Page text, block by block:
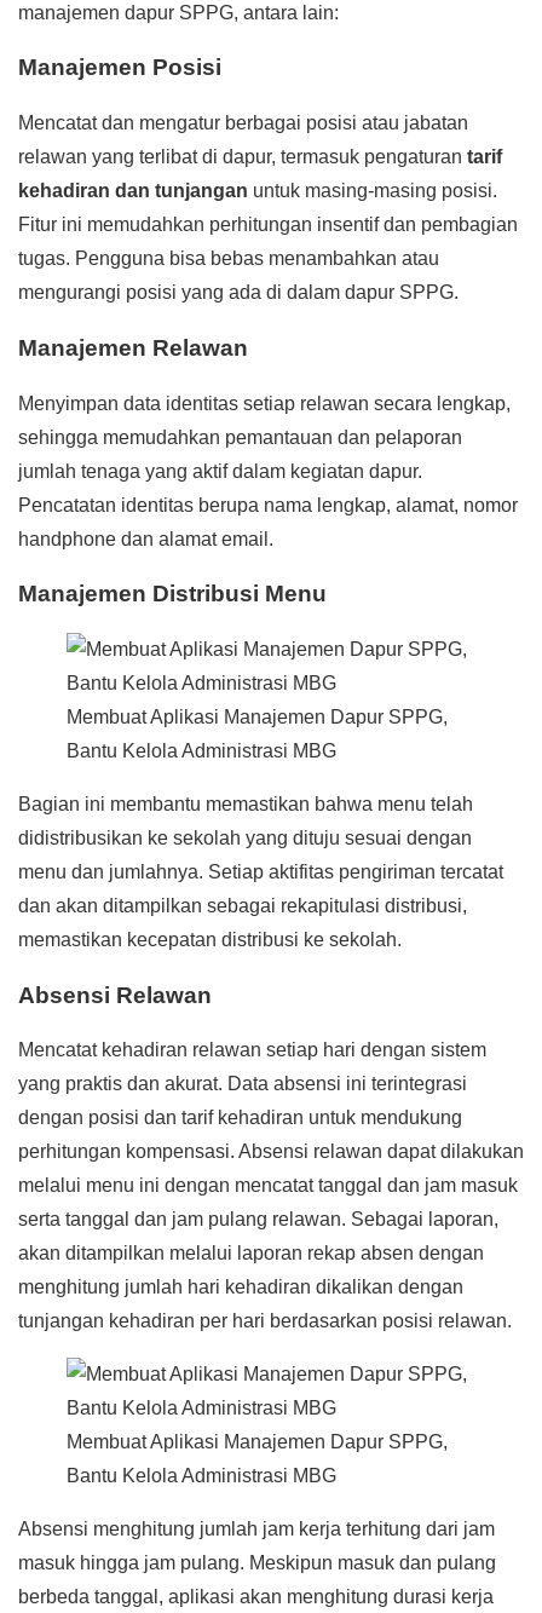
manajemen dapur SPPG, antara lain:
Manajemen Posisi
Mencatat dan mengatur berbagai posisi atau jabatan
relawan yang terlibat di dapur, termasuk pengaturan tarif
kehadiran dan tunjangan untuk masing-masing posisi.
Fitur ini memudahkan perhitungan insentif dan pembagian
tugas. Pengguna bisa bebas menambahkan atau
mengurangi posisi yang ada di dalam dapur SPPG.
Manajemen Relawan
Menyimpan data identitas setiap relawan secara lengkap,
sehingga memudahkan pemantauan dan pelaporan
jumlah tenaga yang aktif dalam kegiatan dapur.
Pencatatan identitas berupa nama lengkap, alamat, nomor
handphone dan alamat email.
Manajemen Distribusi Menu
Membuat Aplikasi Manajemen Dapur SPPG,
Bantu Kelola Administrasi MBG
Bagian ini membantu memastikan bahwa menu telah
didistribusikan ke sekolah yang dituju sesuai dengan
menu dan jumlahnya. Setiap aktifitas pengiriman tercatat
dan akan ditampilkan sebagai rekapitulasi distribusi,
memastikan kecepatan distribusi ke sekolah.
Absensi Relawan
Mencatat kehadiran relawan setiap hari dengan sistem
yang praktis dan akurat. Data absensi ini terintegrasi
dengan posisi dan tarif kehadiran untuk mendukung
perhitungan kompensasi. Absensi relawan dapat dilakukan
melalui menu ini dengan mencatat tanggal dan jam masuk
serta tanggal dan jam pulang relawan. Sebagai laporan,
akan ditampilkan melalui laporan rekap absen dengan
menghitung jumlah hari kehadiran dikalikan dengan
tunjangan kehadiran per hari berdasarkan posisi relawan.
Membuat Aplikasi Manajemen Dapur SPPG,
Bantu Kelola Administrasi MBG
Absensi menghitung jumlah jam kerja terhitung dari jam
masuk hingga jam pulang. Meskipun masuk dan pulang
berbeda tanggal, aplikasi akan menghitung durasi kerja